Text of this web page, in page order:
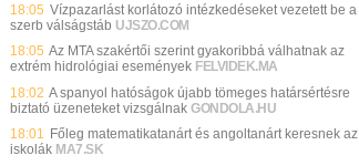
18:05 Vízpazarlást korlátozó intézkedéseket vezetett be a
szerb válságstáb UJSZO.COM
18:05 Az MTA szakértői szerint gyakoribbá válhatnak az
extrém hidrológiai események FELVIDEK.MA
18:02 A spanyol hatóságok újabb tömeges határsértésre
biztató üzeneteket vizsgálnak GONDOLA.HU
18:01 Főleg matematikatanárt és angoltanárt keresnek az
iskolák MA7.SK